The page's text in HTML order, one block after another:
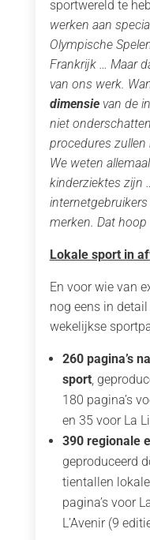
sportwereld te
werken aan
Olympische
Frankrijk … Maar
van ons werk.
dimensievan de
niet
procedures zullen
We weten
kinderziektes zijn
merken. Dat hoop
Lokale sport in
En voor wie van
nog eens in
wekelijkse
260 pagina’s
sport,
180 pagina’s
en 35 voor La
390 regionale
geproduceerd
tientallen
pagina’s voor
L’Avenir (9